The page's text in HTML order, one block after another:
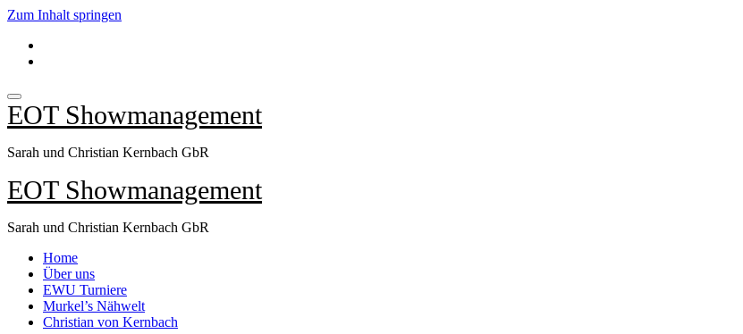
Zum Inhalt springen
EOT Showmanagement
Sarah und Christian Kernbach GbR
EOT Showmanagement
Sarah und Christian Kernbach GbR
Home
Über uns
EWU Turniere
Murkel’s Nähwelt
Christian von Kernbach